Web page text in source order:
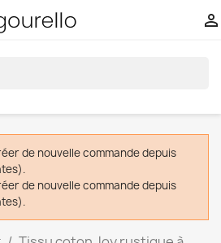

de nouvelle commande depuis
de nouvelle commande depuis